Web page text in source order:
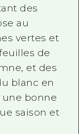
des
au
vertes et
de
et des
blanc en
une bonne
saison et